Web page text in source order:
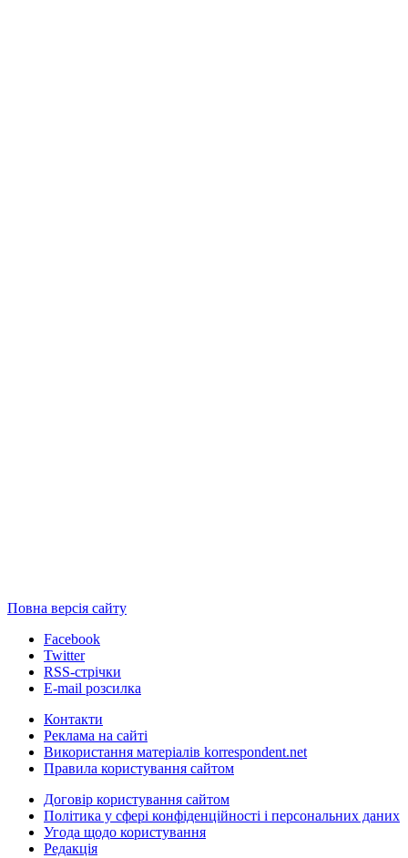
Повна версія сайту
Facebook
Twitter
RSS-стрічки
E-mail розсилка
Контакти
Реклама на сайті
Використання матеріалів korrespondent.net
Правила користування сайтом
Договір користування сайтом
Політика у сфері конфіденційності і персональних даних
Угода щодо користування
Редакція